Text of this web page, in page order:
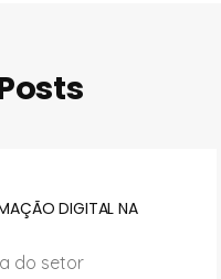
DIGITAL NA
do setor